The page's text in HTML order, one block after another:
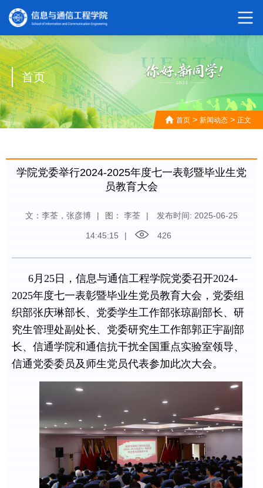
首页
首页 > 新闻动态 > 正文
学院党委举行2024-2025年度七一表彰暨毕业生党
员教育大会
文：李荃，张彦博 | 图： 李荃 | 发布时间: 2025-06-25
14:45:15 | 426
6月 25 日，信息与通信工程学院党委召开2024-
2025年度七一表彰暨毕业生党员教育大会，党委组
织部张庆琳部长、党委学生工作部张琼副部长、研
究生管理处副处长、党委研究生工作部郭正宇副部
长、信通学院和通信抗干扰全国重点实验室领导、
信通党委委员及师生党员代表参加此次大会。